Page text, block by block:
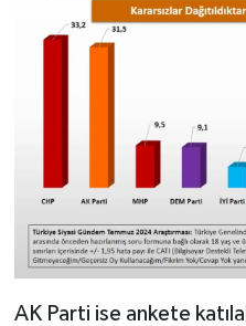
AK Parti ise ankete